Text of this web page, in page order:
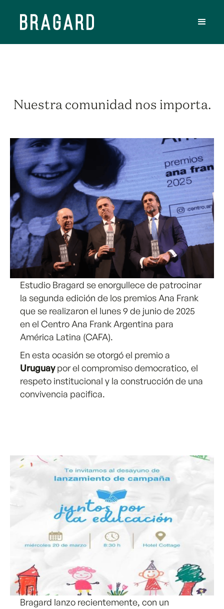
Nuestra comunidad nos importa.
Estudio Bragard se enorgullece de patrocinar
la segunda edición de los premios Ana Frank
que se realizaron el lunes 9 de junio de 2025
en el Centro Ana Frank Argentina para
América Latina (CAFA).
En esta ocasión se otorgó el premio a
Uruguaypor el compromiso democratico, el
respeto institucional y la construcción de una
convivencia pacifica.
Bragard lanzo recientemente, con un